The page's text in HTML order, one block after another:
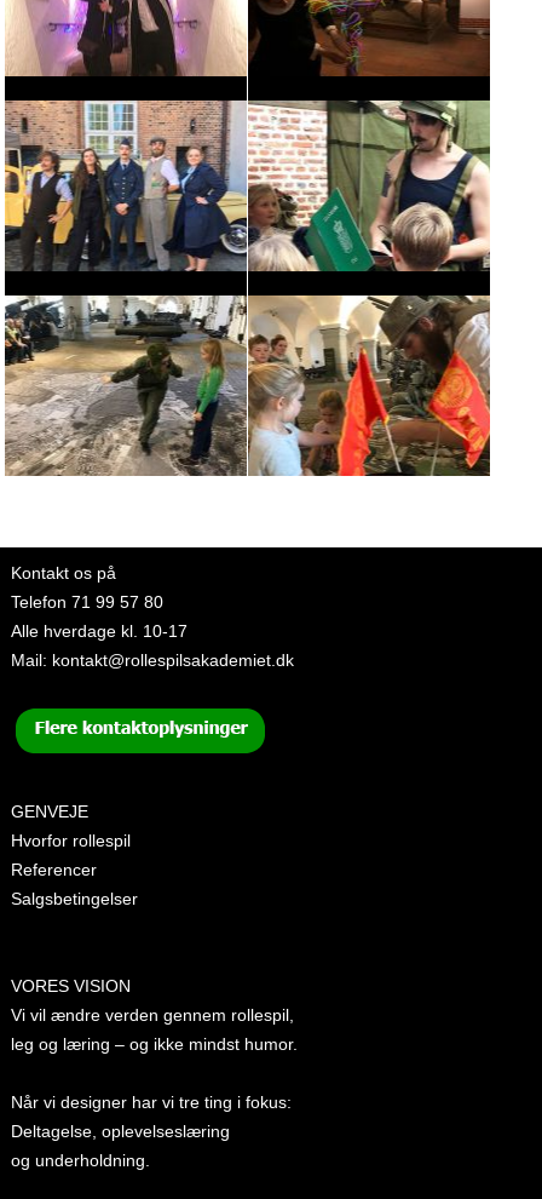
Kontakt os på
Telefon 71 99 57 80
Alle hverdage kl. 10-17
Mail: kontakt@rollespilsakademiet.dk
GENVEJE
Hvorfor rollespil
Referencer
Salgsbetingelser
VORES VISION
Vi vil ændre verden gennem rollespil,
leg og læring – og ikke mindst humor.
Når vi designer har vi tre ting i fokus:
Deltagelse, oplevelseslæring
og underholdning.